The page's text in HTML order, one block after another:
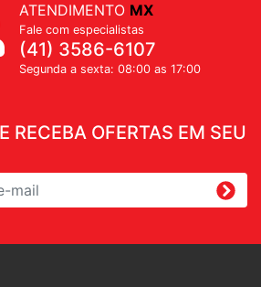
RECEBA OFERTAS EM SEU
ATENDIMENTO MX
Fale com especialistas
(41) 3586-6107
Segunda a sexta: 08:00 as 17:00